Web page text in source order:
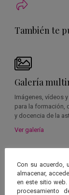
También te
Galería
Imágenes, vídeos
para la formación,
y docencia de la
Ver galería
Juegos
Con su acuerdo,
almacenar,
en este sitio web.
procesamiento